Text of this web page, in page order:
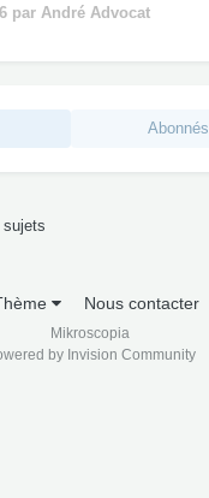
par André Advocat
Abonnés
Nous contacter
Mikroscopia
by Invision Community